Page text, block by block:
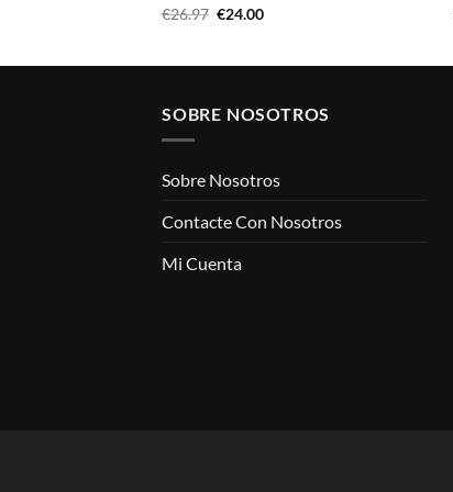
€26.97 El
€24.00El
SOBRE NOSOTROS
Sobre Nosotros
Contacte Con Nosotros
Mi Cuenta